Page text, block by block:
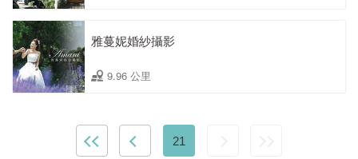
雅蔓妮婚紗攝影
9.96 公里
21